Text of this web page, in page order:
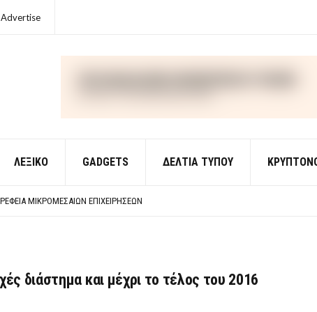
Advertise
ΛΕΞΙΚΌ GADGETS ΔΕΛΤΙΑ ΤΥΠΟΥ
ΜΙΚΡΟΜΕΣΑΊΩΝ ΕΠΙΧΕΙΡΉΣΕΩΝ
ΑΠΑΝΤΉΣΕΙΣ
διάστημα και μέχρι το τέλος του 2016